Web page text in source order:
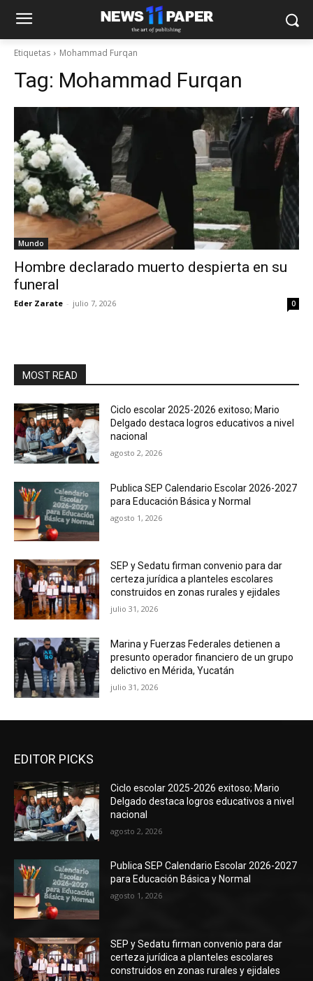
Etiquetas Mohammad Furqan
Tag: Mohammad Furqan
Mundo
Hombre declarado muerto despierta en su
funeral
Eder Zarate - julio 7, 2026 0
MOST READ
Ciclo escolar 2025-2026 exitoso; Mario
Delgado destaca logros educativos a nivel
nacional
agosto 2, 2026
Publica SEP Calendario Escolar 2026-2027
para Educación Básica y Normal
agosto 1, 2026
SEP y Sedatu firman convenio para dar
certeza jurídica a planteles escolares
construidos en zonas rurales y ejidales
julio 31, 2026
Marina y Fuerzas Federales detienen a
presunto operador financiero de un grupo
delictivo en Mérida, Yucatán
julio 31, 2026
EDITOR PICKS
Ciclo escolar 2025-2026 exitoso; Mario
Delgado destaca logros educativos a nivel
nacional
agosto 2, 2026
Publica SEP Calendario Escolar 2026-2027
para Educación Básica y Normal
agosto 1, 2026
SEP y Sedatu firman convenio para dar
certeza jurídica a planteles escolares
construidos en zonas rurales y ejidales